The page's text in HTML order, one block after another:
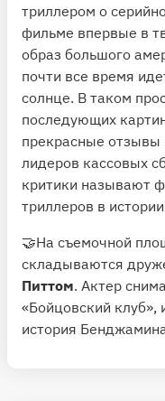
триллером о
фильме впервые в
образ большого
почти все время
солнце. В таком
последующих
прекрасные отзывы
лидеров кассовых
критики называют
триллеров в
🤝На съемочной
складываются
Питтом. Актер
«Бойцовский клуб»,
история